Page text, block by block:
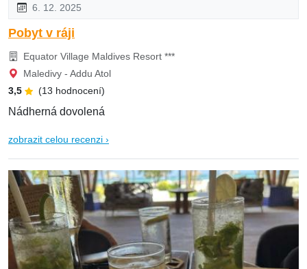
6. 12. 2025
Pobyt v ráji
Equator Village Maldives Resort ***
Maledivy - Addu Atol
3,5
(13 hodnocení)
Nádherná dovolená
zobrazit celou recenzi ›